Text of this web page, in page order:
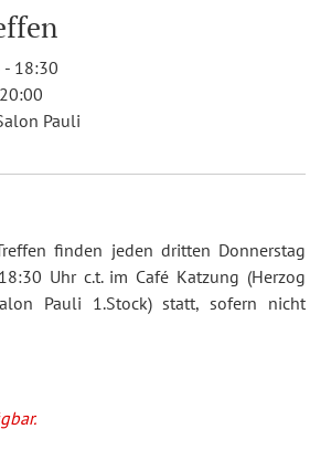
- 18:30
Pauli
finden jeden dritten Donnerstag
Uhr c.t. im Café Katzung (Herzog
Pauli 1.Stock) statt, sofern nicht